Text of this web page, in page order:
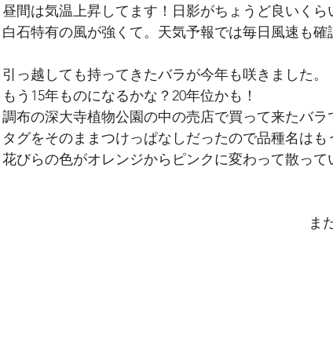
昼間は気温上昇してます！日影がちょうど良いくら
白石特有の風が強くて。天気予報では毎日風速も確
引っ越しても持ってきたバラが今年も咲きました。
もう15年ものになるかな？20年位かも！
調布の深大寺植物公園の中の売店で買って来たバラ
タグをそのままつけっぱなしだったので品種名はも
花びらの色がオレンジからピンクに変わって散って
ま